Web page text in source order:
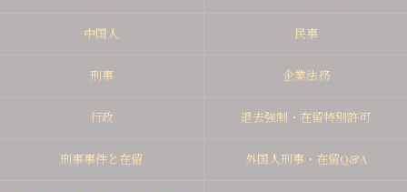
中国人 民事
刑事 企業法務
行政 退去強制・在留特別許可
刑事事件と在留 外国人刑事・在留Q&A